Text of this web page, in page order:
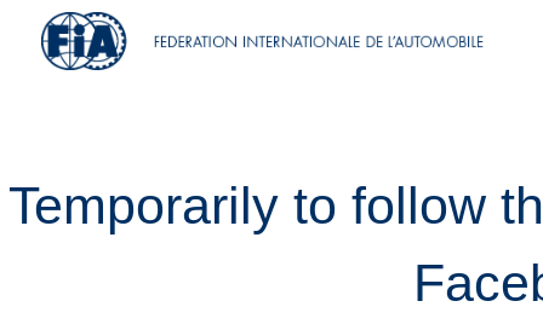
Temporarily to follow